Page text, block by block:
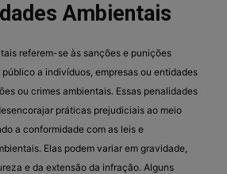
Ambientais
referem-se às sanções e punições
a indivíduos, empresas ou entidades
ou crimes ambientais. Essas penalidades
práticas prejudiciais ao meio
a conformidade com as leis e
Elas podem variar em gravidade,
e da extensão da infração. Alguns